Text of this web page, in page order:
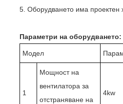
5. Оборудването има проектен
Параметри на оборудването:
Модел
1
Мощност на
вентилатора за
отстраняване на
4kw